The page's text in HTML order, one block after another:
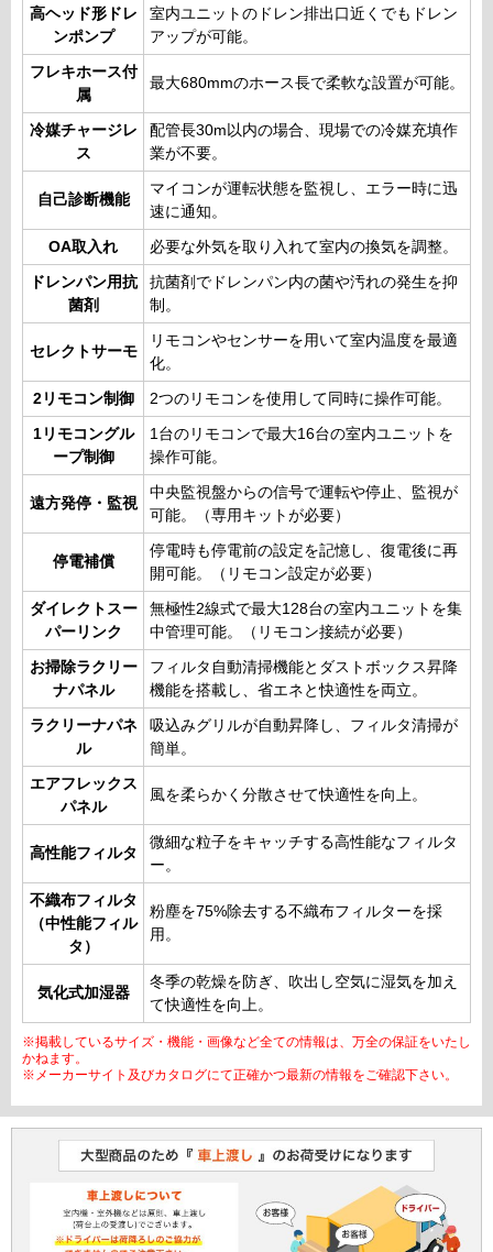
高ヘッド形ドレ
ンポンプ
室内ユニットのドレン排出口近くでもドレン
アップが可能。
フレキホース付
属
最大680mmのホース長で柔軟な設置が可能。
冷媒チャージレ
ス
配管長30m以内の場合、現場での冷媒充填作
業が不要。
自己診断機能
マイコンが運転状態を監視し、エラー時に迅
速に通知。
OA取入れ 必要な外気を取り入れて室内の換気を調整。
ドレンパン用抗
菌剤
抗菌剤でドレンパン内の菌や汚れの発生を抑
制。
セレクトサーモ
リモコンやセンサーを用いて室内温度を最適
化。
2リモコン制御 2つのリモコンを使用して同時に操作可能。
1リモコングル
ープ制御
1台のリモコンで最大16台の室内ユニットを
操作可能。
遠方発停・監視
中央監視盤からの信号で運転や停止、監視が
可能。（専用キットが必要）
停電補償
停電時も停電前の設定を記憶し、復電後に再
開可能。（リモコン設定が必要）
ダイレクトスー
パーリンク
無極性2線式で最大128台の室内ユニットを集
中管理可能。（リモコン接続が必要）
お掃除ラクリー
ナパネル
フィルタ自動清掃機能とダストボックス昇降
機能を搭載し、省エネと快適性を両立。
ラクリーナパネ
ル
吸込みグリルが自動昇降し、フィルタ清掃が
簡単。
エアフレックス
パネル
風を柔らかく分散させて快適性を向上。
高性能フィルタ
微細な粒子をキャッチする高性能なフィルタ
ー。
不織布フィルタ
（中性能フィル
タ）
粉塵を75%除去する不織布フィルターを採
用。
気化式加湿器
冬季の乾燥を防ぎ、吹出し空気に湿気を加え
て快適性を向上。
※掲載しているサイズ・機能・画像など全ての情報は、万全の保証をいたし
かねます。
※メーカーサイト及びカタログにて正確かつ最新の情報をご確認下さい。